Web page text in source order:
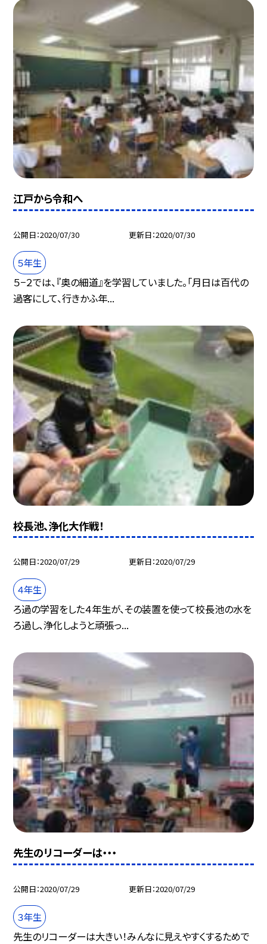
江戸から令和へ
公開日 2020/07/30 更新日 2020/07/30
５年生
５−２では、『奥の細道』を学習していました。「月日は百代の
過客にして、行きかふ年...
校長池、浄化大作戦！
公開日 2020/07/29 更新日 2020/07/29
４年生
ろ過の学習をした４年生が、その装置を使って校長池の水を
ろ過し、浄化しようと頑張っ...
先生のリコーダーは・・・
公開日 2020/07/29 更新日 2020/07/29
３年生
先生のリコーダーは大きい！みんなに見えやすくするためで